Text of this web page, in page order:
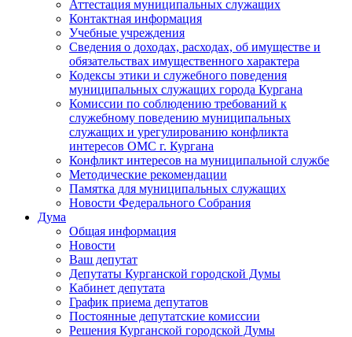
Аттестация муниципальных служащих
Контактная информация
Учебные учреждения
Сведения о доходах, расходах, об имуществе и
обязательствах имущественного характера
Кодексы этики и служебного поведения
муниципальных служащих города Кургана
Комиссии по соблюдению требований к
служебному поведению муниципальных
служащих и урегулированию конфликта
интересов ОМС г. Кургана
Конфликт интересов на муниципальной службе
Методические рекомендации
Памятка для муниципальных служащих
Новости Федерального Cобрания
Дума
Общая информация
Новости
Ваш депутат
Депутаты Курганской городской Думы
Кабинет депутата
График приема депутатов
Постоянные депутатские комиссии
Решения Курганской городской Думы